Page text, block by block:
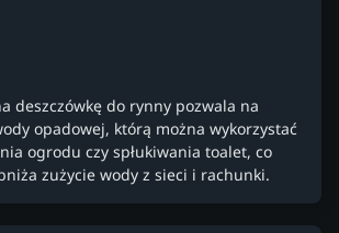
deszczówkę do rynny pozwala na
opadowej, którą można wykorzystać
ogrodu czy spłukiwania toalet, co
zużycie wody z sieci i rachunki.